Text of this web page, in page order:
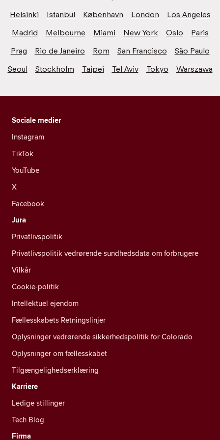
Helsinki
Istanbul København London
Los Angeles
Madrid
Melbourne Miami New York Oslo
Paris
Prag
Rio de Janeiro Rom San Francisco
São Paulo
Seoul
Stockholm Taipei Tel Aviv Tokyo Warszawa
Sociale medier
Instagram
TikTok
YouTube
X
Facebook
Jura
Privatlivspolitik
Privatlivspolitik vedrørende sundhedsdata om forbrugere
Vilkår
Cookie-politik
Intellektuel ejendom
Fællesskabets Retningslinjer
Oplysninger vedrørende sikkerhedspolitik for Colorado
Oplysninger om fællesskabet
Tilgængelighedserklæring
Karriere
Ledige stillinger
Tech Blog
Firma